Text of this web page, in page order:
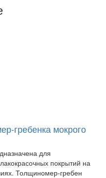
гребенка мокрого
для
покрытий на
Толщиномер-гребен